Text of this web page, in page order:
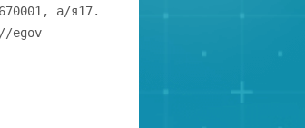
а/я17.
egov-